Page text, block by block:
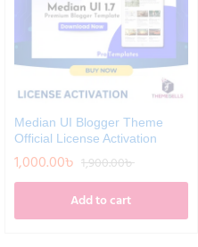
Median UI Blogger Theme
Official License Activation
1,000.00৳ 1,900.00৳
Add to cart